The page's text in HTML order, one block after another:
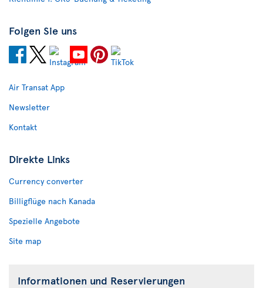
Folgen Sie uns
Air Transat App
Newsletter
Kontakt
Direkte Links
Currency converter
Billigflüge nach Kanada
Spezielle Angebote
Site map
Informationen und Reservierungen